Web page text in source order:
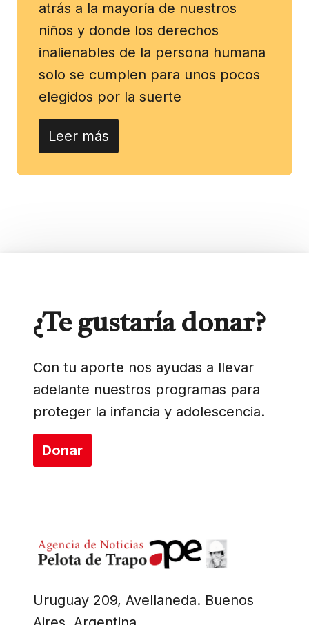
atrás a la mayoría de nuestros
niños y donde los derechos
inalienables de la persona humana
solo se cumplen para unos pocos
elegidos por la suerte
Leer más
Uruguay 209, Avellaneda. Buenos
¿Te gustaría donar?
Con tu aporte nos ayudas a llevar
adelante nuestros programas para
proteger la infancia y adolescencia.
Donar